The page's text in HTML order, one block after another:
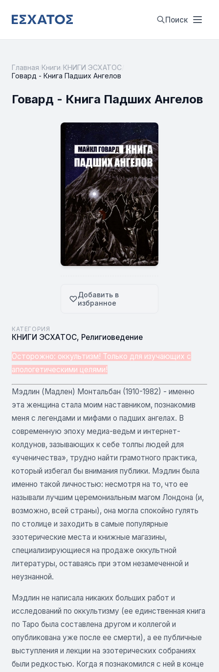
Поиск
Главная Книги КНИГИ ЭСХАТОС
Говард - Книга Падших Ангелов
Говард - Книга Падших Ангелов
Добавить в
избранное
КАТЕГОРИЯ
КНИГИ ЭСХАТОС, Религиоведение
Осторожно: оккультизм! Только для изучающих с
апологетическими целями!
Мэдлин (Мадлен) Монтальбан (1910-1982) - именно
эта женщина стала моим наставником, познакомив
меня с легендами и мифами о падших ангелах. В
современную эпоху медиа-ведьм и интернет-
колдунов, зазывающих к себе толпы людей для
«ученичества», трудно найти грамотного практика,
который избегал бы внимания публики. Мэдлин была
именно такой личностью: несмотря на то, что ее
называли лучшим церемониальным магом Лондона (и,
возможно, всей страны), она могла спокойно гулять
по столице и заходить в самые популярные
эзотерические места и книжные магазины,
специализирующиеся на продаже оккультной
литературы, оставаясь при этом незамеченной и
неузнанной.
Мэдлин не написала никаких больших работ и
исследований по оккультизму (ее единственная книга
по Таро была составлена другом и коллегой и
опубликована уже после ее смерти), а ее публичные
выступления и лекции на эзотерических собраниях
были редкостью. Когда я познакомился с ней в конце